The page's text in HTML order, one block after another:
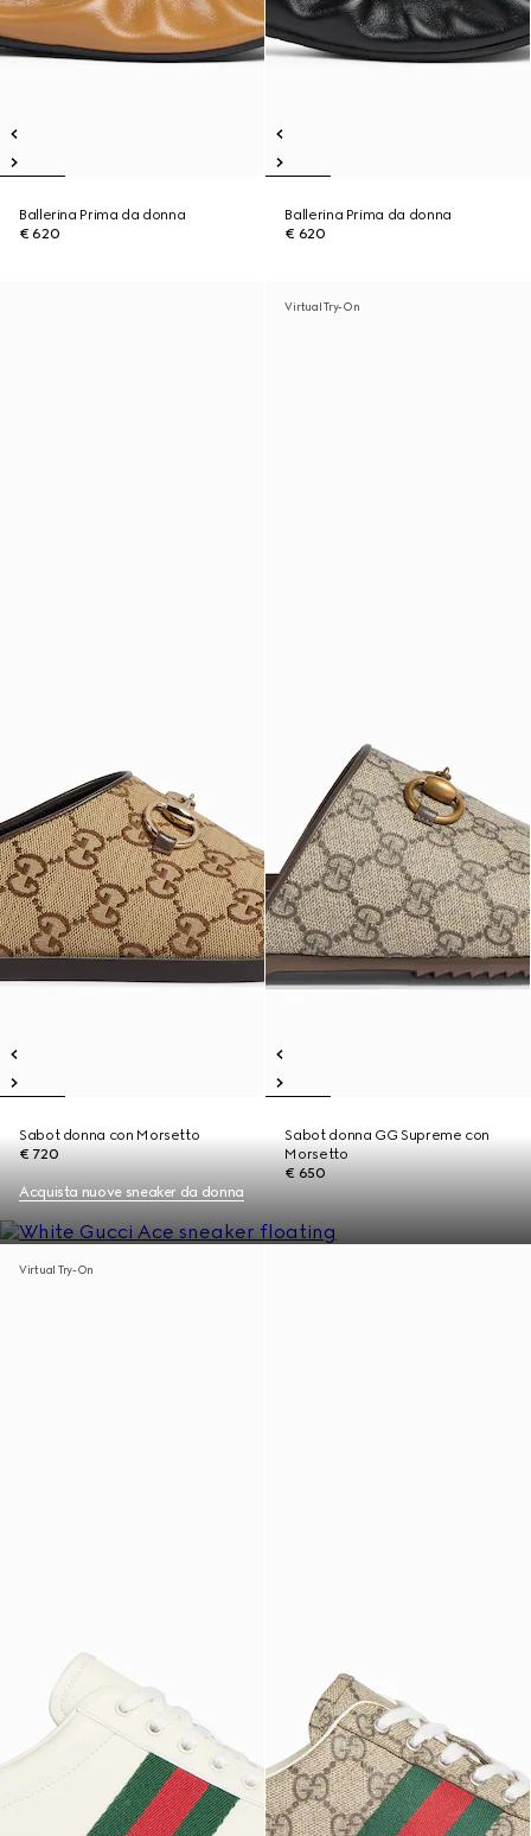
Ballerina Prima da donna
€ 620
Ballerina Prima da donna
€ 620
Sabot donna con Morsetto
€ 720
Virtual Try-On
Sabot donna GG Supreme con
Morsetto
€ 650
Acquista nuove sneaker da donna
Virtual Try-On